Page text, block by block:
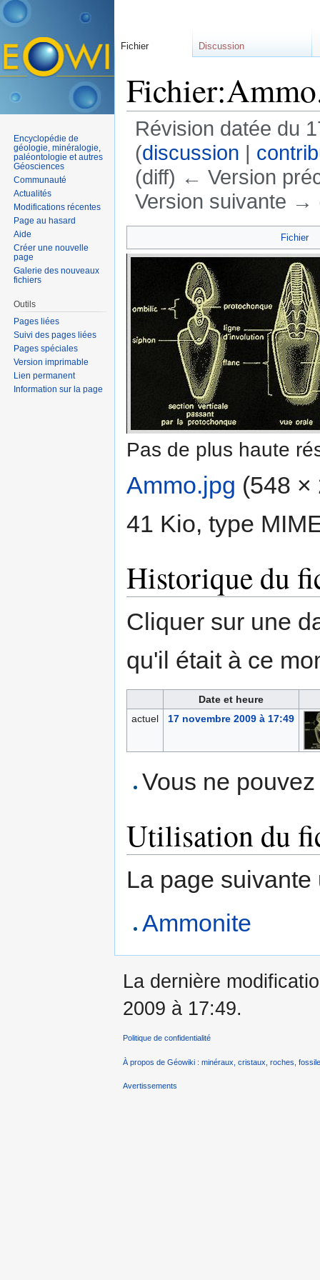
Révision datée du
(discussion |
(diff) ← Version
Version suivante →
Fichier
Pas de plus haute
Ammo.jpg (548 ×
41 Kio, type
Historique du
Cliquer sur une
qu'il était à ce
Date et heure
actuel
17 novembre 2009 à 17:49
Vous ne
Utilisation du
La page
Ammonite
Fichier Discussion
Encyclopédie de
géologie, minéralogie,
paléontologie et autres
Géosciences
Communauté
Actualités
Modifications récentes
Page au hasard
Aide
Créer une nouvelle
page
Galerie des nouveaux
fichiers
Outils
Pages liées
Suivi des pages liées
Pages spéciales
Version imprimable
Lien permanent
Information sur la page
La dernière
2009 à 17:49.
Politique de confidentialité
À propos de Géowiki : minéraux, cristaux, roches,
Avertissements